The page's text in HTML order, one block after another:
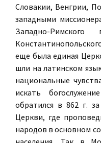
Словакии, Венгрии,
западными
Западно-
еще была единая
шли на латинском
национальные
искать
обратился в 862 г.
Церкви, где
народов в основном